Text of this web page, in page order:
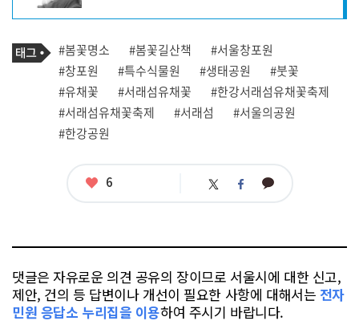
프
필 기
사
관
련
태
그
태
그
#봄꽃명소 #봄꽃길산책
#서울창포원
#창포원
#특수식물원 #생태공원
#붓꽃
#유채꽃
#서래섬유채꽃
#한강서래섬유채꽃축제
#서래섬유채꽃축제
#서래섬
#서울의공원
#한강공원
좋
6 트 페 카
댓글은 자유로운 의견 공유의 장이므로 서울시에 대한 신고,
제안, 건의 등 답변이나 개선이 필요한 사항에 대해서는 전자
민원 응답소 누리집을 이용하여 주시기 바랍니다.